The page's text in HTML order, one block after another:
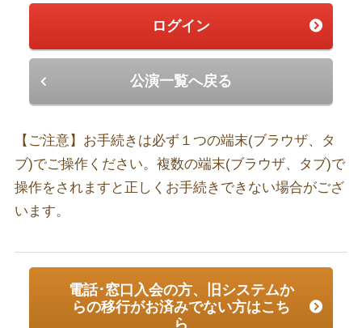
公演一覧へ戻る
ログイン
【ご注意】お手続きは必ず１つの端末(ブラウザ、タ
ブ)でご操作ください。複数の端末(ブラウザ、タブ)で
操作をされますと正しくお手続きできない場合がござ
います。
電話･窓口入会の方、旧システムか
らの移行がお済みでない方はこち
ら